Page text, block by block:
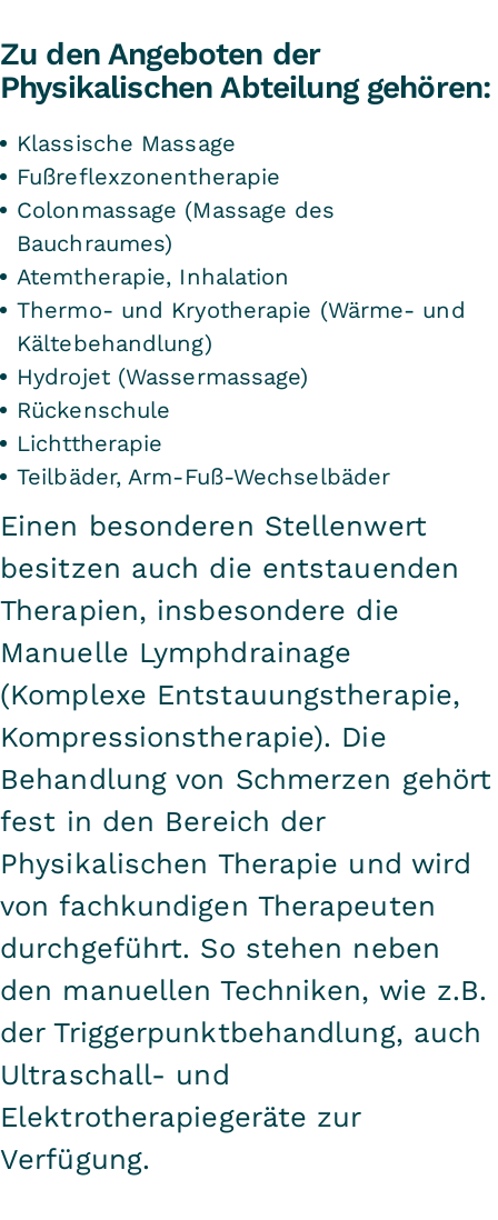
Zu den Angeboten der
Physikalischen Abteilung gehören:
Klassische Massage
Fußreflexzonentherapie
Colonmassage (Massage des
Bauchraumes)
Atemtherapie, Inhalation
Thermo- und Kryotherapie (Wärme- und
Kältebehandlung)
Hydrojet (Wassermassage)
Rückenschule
Lichttherapie
Teilbäder, Arm-Fuß-Wechselbäder
Einen besonderen Stellenwert
besitzen auch die entstauenden
Therapien, insbesondere die
Manuelle Lymphdrainage
(Komplexe Entstauungstherapie,
Kompressionstherapie). Die
Behandlung von Schmerzen gehört
fest in den Bereich der
Physikalischen Therapie und wird
von fachkundigen Therapeuten
durchgeführt. So stehen neben
den manuellen Techniken, wie z.B.
der Triggerpunktbehandlung, auch
Ultraschall- und
Elektrotherapiegeräte zur
Verfügung.